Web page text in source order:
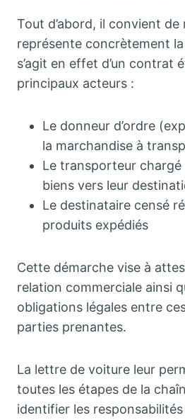
Tout d’abord, il convient
représente concrètement
s’agit en effet d’un contrat
principaux acteurs :
Le donneur d’ordre
la marchandise à
Le transporteur chargé
biens vers leur
Le destinataire censé
produits expédiés
Cette démarche vise à
relation commerciale ainsi
obligations légales entre
parties prenantes.
La lettre de voiture leur
toutes les étapes de la
identifier les